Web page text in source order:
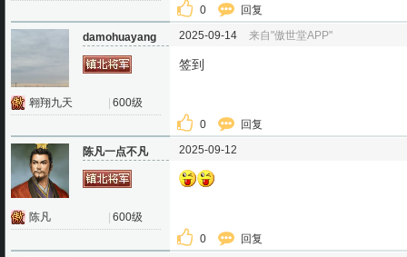
0 回复
damohuayang
翱翔九天 600级
2025-09-14 来自"傲世堂APP"
签到
0 回复
陈凡一点不凡
陈凡 600级
2025-09-12
0 回复